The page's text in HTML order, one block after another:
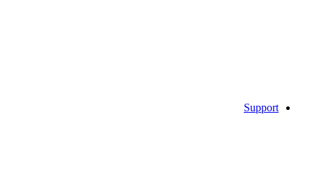
Support